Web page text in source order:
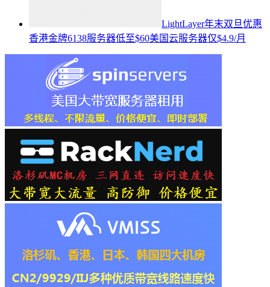
LightLayer年末双旦优惠
香港金牌6138服务器低至$60美国云服务器仅$4.9/月